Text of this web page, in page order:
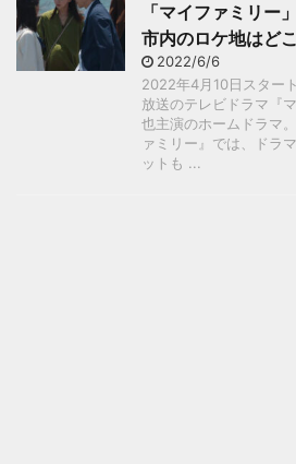
「マイファミリー
市内のロケ地はど
2022/6/6
2022年4月10日スター
放送のテレビドラマ『
也主演のホームドラマ
ァミリー』では、ドラ
ットも ...